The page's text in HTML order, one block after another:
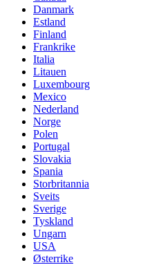
Danmark
Estland
Finland
Frankrike
Italia
Litauen
Luxembourg
Mexico
Nederland
Norge
Polen
Portugal
Slovakia
Spania
Storbritannia
Sveits
Sverige
Tyskland
Ungarn
USA
Østerrike